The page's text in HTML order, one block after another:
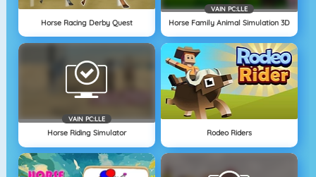
Horse Racing Derby Quest
VAIN PC:LLE
Horse Family Animal Simulation 3D
VAIN PC:LLE
Horse Riding Simulator Rodeo Riders